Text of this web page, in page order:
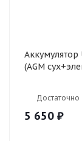
Аккумулятор
(AGM
Достаточно
5 650 ₽